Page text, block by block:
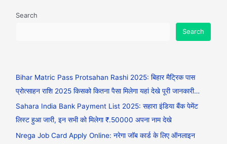
Search
Search
Bihar Matric Pass Protsahan Rashi 2025: बिहार मैट्रिक पास
प्रोत्साहन राशि 2025 किसको कितना पैसा मिलेगा यहां देखे पूरी जानकारी…
Sahara India Bank Payment List 2025: सहारा इंडिया बैंक पेमेंट
लिस्ट हुआ जारी, इन सभी को मिलेगा ₹.50000 अपना नाम देखे
Nrega Job Card Apply Online: नरेगा जॉब कार्ड के लिए ऑनलाइन